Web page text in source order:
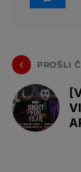
PROŠLI